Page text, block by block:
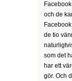
och de
de tio
som det
har ett
gör. Och